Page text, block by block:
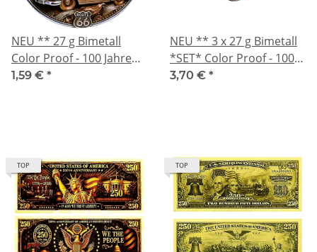
NEU ** 27 g Bimetall
Color Proof - 100 Jahre
ROUTE 66 - Americas
1,59 € *
NEU ** 3 x 27 g Bimetall
*SET* Color Proof - 100
Jahre ROUTE 66 -
3,70 € *
TOP TOP